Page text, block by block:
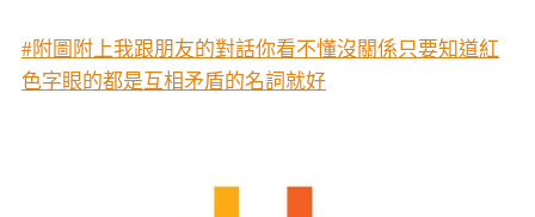
#附圖附上我跟朋友的對話你看不懂沒關係只要知道紅
色字眼的都是互相矛盾的名詞就好